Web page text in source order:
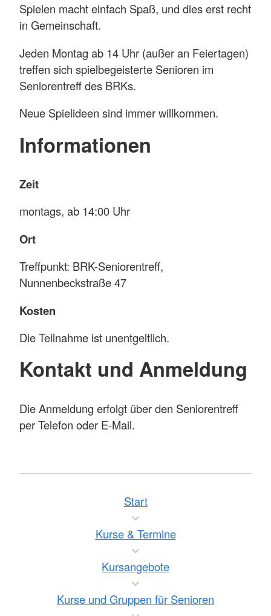
Spielen macht einfach Spaß, und dies erst recht
in Gemeinschaft.
Jeden Montag ab 14 Uhr (außer an Feiertagen)
treffen sich spielbegeisterte Senioren im
Seniorentreff des BRKs.
Neue Spielideen sind immer willkommen.
Informationen
Zeit
montags, ab 14:00 Uhr
Ort
Treffpunkt: BRK-Seniorentreff,
Nunnenbeckstraße 47
Kosten
Die Teilnahme ist unentgeltlich.
Kontakt und Anmeldung
Die Anmeldung erfolgt über den Seniorentreff
per Telefon oder E-Mail.
Start
Kurse & Termine
Kursangebote
Kurse und Gruppen für Senioren